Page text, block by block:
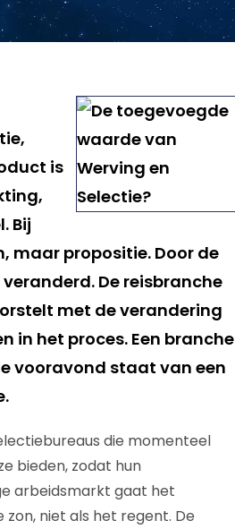
is
Bij
maar propositie. Door de
De reisbranche
met de verandering
in het proces. Een branche
vooravond staat van een
die momenteel
bieden, zodat hun
arbeidsmarkt gaat het
niet als het regent. De